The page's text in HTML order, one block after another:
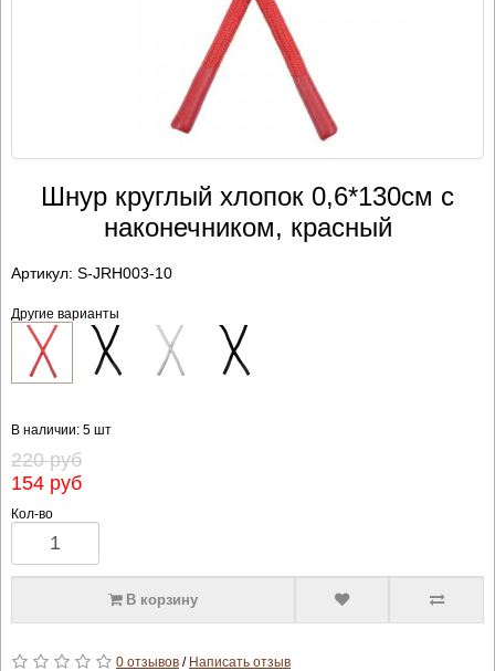
Шнур круглый хлопок 0,6*130см с
наконечником, красный
Артикул: S-JRH003-10
Другие варианты
В наличии: 5 шт
220 руб
154 руб
Кол-во
В корзину
0 отзывов/ Написать отзыв